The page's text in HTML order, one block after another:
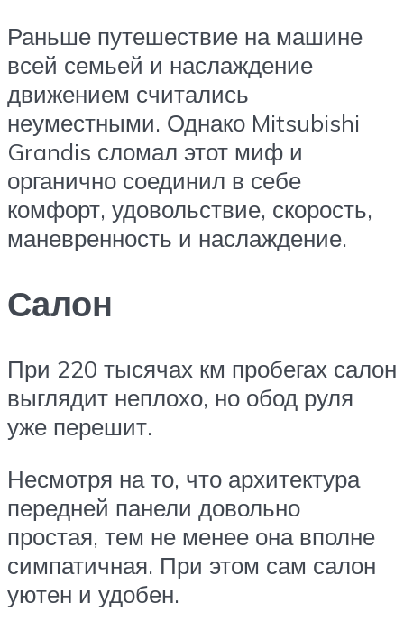
Раньше путешествие на машине
всей семьей и наслаждение
движением считались
неуместными. Однако Mitsubishi
Grandis сломал этот миф и
органично соединил в себе
комфорт, удовольствие, скорость,
маневренность и наслаждение.
Салон
При 220 тысячах км пробегах салон
выглядит неплохо, но обод руля
уже перешит.
Несмотря на то, что архитектура
передней панели довольно
простая, тем не менее она вполне
симпатичная. При этом сам салон
уютен и удобен.